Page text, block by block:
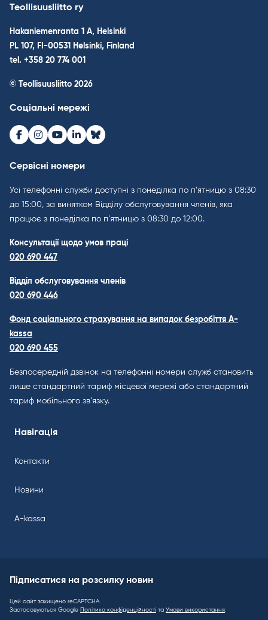
Teollisuusliitto ry
Hakaniemenranta 1 A, Helsinki
PL 107, FI-00531 Helsinki, Finland
tel. +358 20 774 001
© Teollisuusliitto 2026
Соціальні мережі
Facebook
Instagram
Youtube
LinkedInBluesky
Сервісні номери
Усі телефонні служби доступні з понеділка по п’ятницю з 08:30
до 15:00, за винятком Відділу обслуговування членів, яка
працює з понеділка по п’ятницю з 08:30 до 12:00.
Консультації щодо умов праці
020 690 447
Відділ обслуговування членів
020 690 446
Фонд соціального страхування на випадок безробіття A-
kassa
020 690 455
Безпосередній дзвінок на телефонні номери служб становить
лише стандартний тариф місцевої мережі або стандартний
тариф мобільного зв’язку.
Навігація
Контакти
Новини
A-kassa
Підписатися на розсилку новин
Цей сайт захищено reCAPTCHA.
Застосовуються Google Політика конфіденційності та Умови використання.